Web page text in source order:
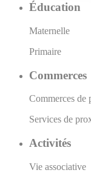
Éducation
Maternelle
Primaire
Commerces
Commerces de
Services de
Activités
Vie associative